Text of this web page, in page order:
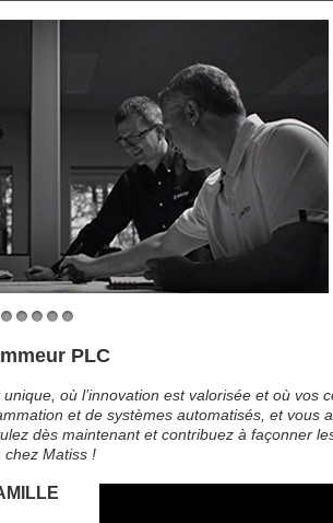
PLC
où l’innovation est valorisée et où vos
et de systèmes automatisés, et vous
dès maintenant et contribuez à façonner
chez Matiss !